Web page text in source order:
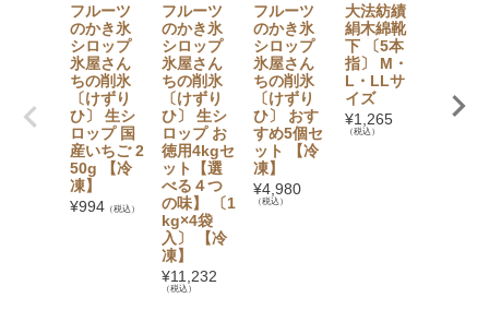
フルーツ
のかき氷
シロップ
氷屋さん
ちの削氷
〔けずり
ひ〕 生シ
ロップ 国
産いちご 2
50g 【冷
凍】
¥994 （税込）
フルーツ
のかき氷
シロップ
氷屋さん
ちの削氷
〔けずり
ひ〕 生シ
ロップ お
徳用4kgセ
ット【選
べる４つ
の味】 〔1
kg×4袋
入〕 【冷
凍】
¥11,232
（税込）
フルーツ
のかき氷
シロップ
氷屋さん
ちの削氷
〔けずり
ひ〕 おす
すめ5個セ
ット 【冷
凍】
¥4,980
（税込）
大法紡績
絹木綿靴
下 〔5本
指〕 M・
L・LLサ
イズ
¥1,265
（税込）
プ6本
ト（い